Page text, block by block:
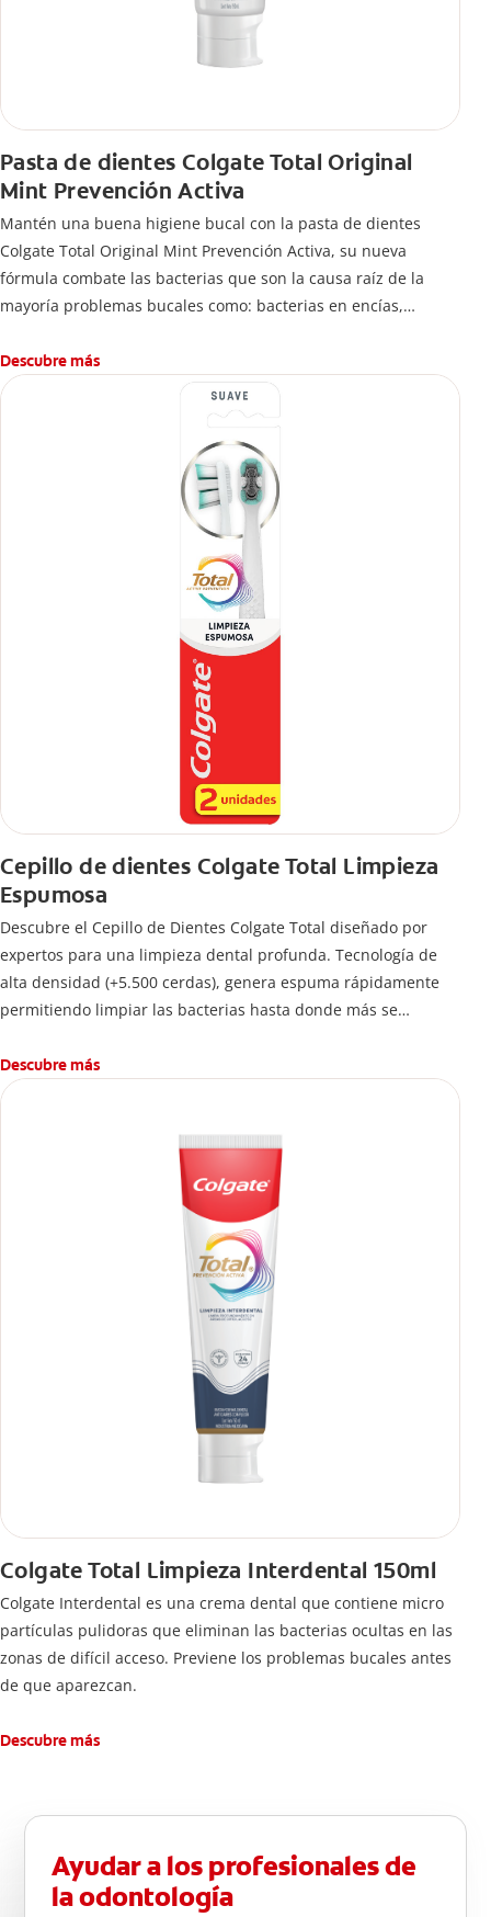
Pasta de dientes Colgate Total Original
Mint Prevención Activa
Mantén una buena higiene bucal con la pasta de dientes
Colgate Total Original Mint Prevención Activa, su nueva
fórmula combate las bacterias que son la causa raíz de la
mayoría problemas bucales como: bacterias en encías,
caries.
Descubre más
Cepillo de dientes Colgate Total Limpieza
Espumosa
Descubre el Cepillo de Dientes Colgate Total diseñado por
expertos para una limpieza dental profunda. Tecnología de
alta densidad (+5.500 cerdas), genera espuma rápidamente
permitiendo limpiar las bacterias hasta donde más se
Descubre más
Colgate Total Limpieza Interdental 150ml
Colgate Interdental es una crema dental que contiene micro
partículas pulidoras que eliminan las bacterias ocultas en las
zonas de difícil acceso. Previene los problemas bucales antes
de que aparezcan.
Descubre más
Ayudar a los profesionales de
la odontología